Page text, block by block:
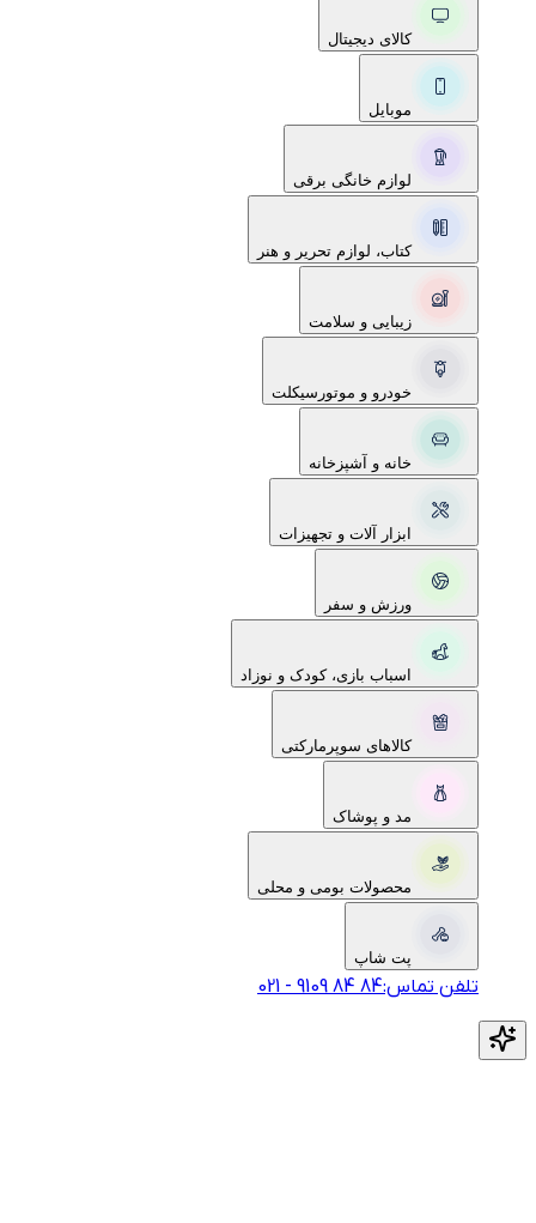
کالای دیجیتال
موبایل
لوازم خانگی برقی
کتاب، لوازم تحریر و هنر
زیبایی و سلامت
خودرو و موتورسیکلت
خانه و آشپزخانه
ابزار آلات و تجهیزات
ورزش و سفر
اسباب بازی، کودک و نوزاد
کالاهای سوپرمارکتی
مد و پوشاک
محصولات بومی و محلی
پت شاپ
تلفن تماس: 021-‎9109‎ ‎84‎ ‎84‎